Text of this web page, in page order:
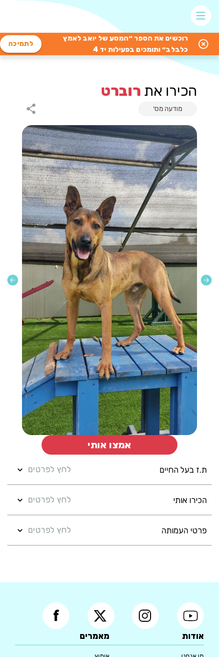
רוכשים את הספר ״המסע של יואב לאמץ
כלבלב״ ותומכים בפעילות יד 4
לתמיכה
הכירו את רוברט
מודעה מס׳
ת.ז בעל החיים לחץ לפרטים
הכירו אותי לחץ לפרטים
פרטי העמותה לחץ לפרטים
אמצו אותי
אודות מאמרים